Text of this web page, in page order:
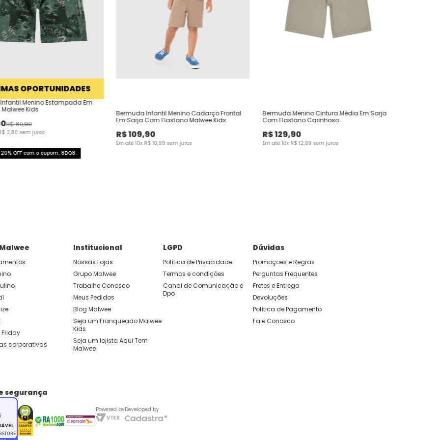
OPORTUNIDADES
Menino Estampada Em
Kids
R$69,90
2,80 sem juros
OFF com o cupom: 8DO8.
Bermuda Infantil Menino Cadarço Frontal
Em Sarja Com Elastano Malwee Kids
R$109,90
Em até10x R$ 10,99 sem juros
Bermuda Menino Cintura Média Em Sarja
Com Elastano Carinhoso
R$129,90
Em até10x R$ 12,99 sem juros
corporativas
Institucional
Nossas Lojas
Grupo Malwee
Trabalhe Conosco
Meus Pedidos
Blog Malwee
Seja um Franqueado Malwee
Kids
Seja um lojista Aqui Tem
Malwee
LGPD
Política de Privacidade
Termos e condições
Canal de Comunicação e
Dpo
Dúvidas
Promoções e Regras
Perguntas Frequentes
Fretes e Entrega
Devoluções
Política de Pagamento
Fale Conosco
segurança
Powered byDeveloped by